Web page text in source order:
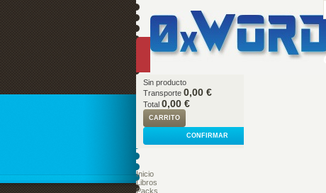
Sin producto
Transporte 0,00 €
Total 0,00 €
CARRITO
CONFIRMAR
Inicio
Libros
Packs